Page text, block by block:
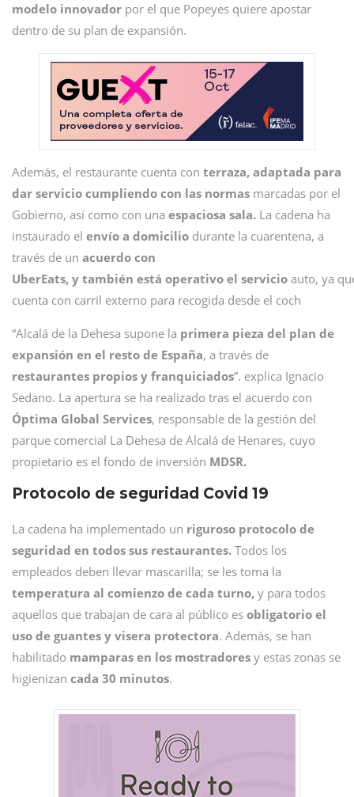
modelo innovador por el que Popeyes quiere apostar
dentro de su plan de expansión.
Además, el restaurante cuenta con terraza, adaptada para
dar servicio cumpliendo con las normas marcadas por el
Gobierno, así como con una espaciosa sala. La cadena ha
instaurado el envío a domicilio durante la cuarentena, a
través de un acuerdo con
UberEats, y también está operativo el servicio auto, ya
cuenta con carril externo para recogida desde el coch
“Alcalá de la Dehesa supone la primera pieza del plan de
expansión en el resto de España, a través de
restaurantes propios y franquiciados”. explica Ignacio
Sedano. La apertura se ha realizado tras el acuerdo con
Óptima Global Services, responsable de la gestión del
parque comercial La Dehesa de Alcalá de Henares, cuyo
propietario es el fondo de inversión MDSR.
Protocolo de seguridad Covid 19
La cadena ha implementado un riguroso protocolo de
seguridad en todos sus restaurantes. Todos los
empleados deben llevar mascarilla; se les toma la
temperatura al comienzo de cada turno, y para todos
aquellos que trabajan de cara al público es obligatorio el
uso de guantes y visera protectora. Además, se han
habilitado mamparas en los mostradores y estas zonas se
higienizan cada 30 minutos.